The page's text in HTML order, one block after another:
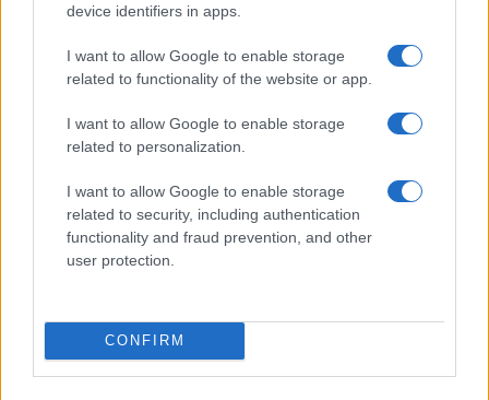
device identifiers in apps.
I want to allow Google to enable storage
related to functionality of the website or app.
I want to allow Google to enable storage
related to personalization.
I want to allow Google to enable storage
related to security, including authentication
functionality and fraud prevention, and other
user protection.
CONFIRM
Új és Használt GSM kiemelt ajánlatok
Apple iPhone 15 Pro
300.000 Ft (új)